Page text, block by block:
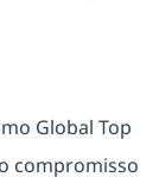
Global Top
compromisso